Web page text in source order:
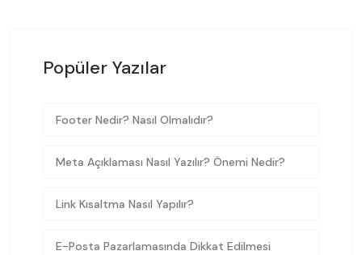
Popüler Yazılar
Footer Nedir? Nasıl Olmalıdır?
Meta Açıklaması Nasıl Yazılır? Önemi Nedir?
Link Kısaltma Nasıl Yapılır?
E-Posta Pazarlamasında Dikkat Edilmesi